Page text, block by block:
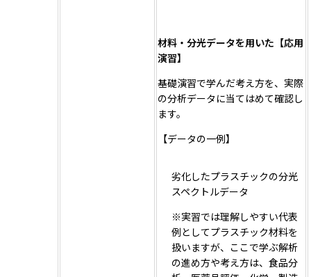
材料・分光データを用いた【応用
演習】
基礎演習で学んだ考え方を、実際
の分析データに当てはめて確認し
ます。
【データの一例】
劣化したプラスチックの分光
スペクトルデータ
※実習では理解しやすい代表
例としてプラスチック材料を
扱いますが、ここで学ぶ解析
の進め方や考え方は、食品分